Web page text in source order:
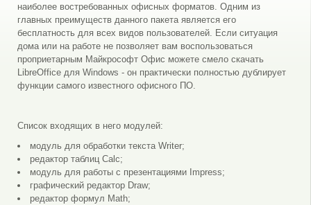
наиболее востребованных офисных форматов. Одним из
главных преимуществ данного пакета является его
бесплатность для всех видов пользователей. Если ситуация
дома или на работе не позволяет вам воспользоваться
проприетарным Майкрософт Офис можете смело скачать
LibreOffice для Windows - он практически полностью дублирует
функции самого известного офисного ПО.
Cписок входящих в него модулей:
модуль для обработки текста Writer;
редактор таблиц Calc;
модуль для работы с презентациями Impress;
графический редактор Draw;
редактор формул Math;